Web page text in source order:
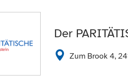
Der
Zum Brook 4,